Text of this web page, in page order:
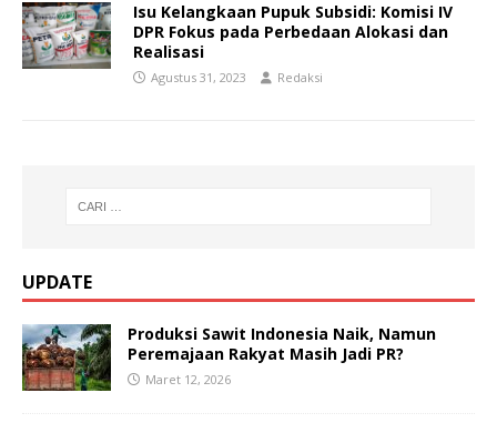
Isu Kelangkaan Pupuk Subsidi: Komisi IV
DPR Fokus pada Perbedaan Alokasi dan
Realisasi
Agustus 31, 2023 Redaksi
UPDATE
Produksi Sawit Indonesia Naik, Namun
Peremajaan Rakyat Masih Jadi PR?
Maret 12, 2026